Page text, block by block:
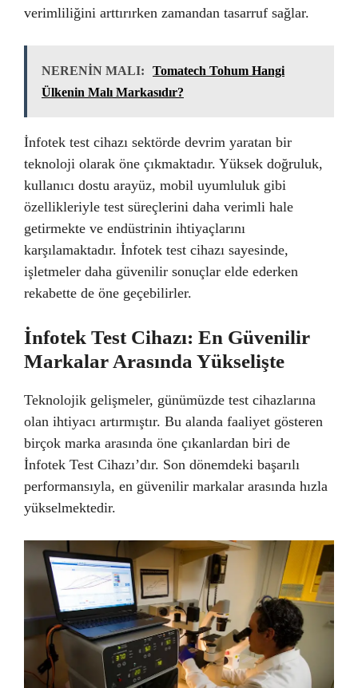
verimliliğini arttırırken zamandan tasarruf sağlar.
NERENİN MALI:
Tomatech Tohum Hangi
Ülkenin Malı Markasıdır?
İnfotek test cihazı sektörde devrim yaratan bir
teknoloji olarak öne çıkmaktadır. Yüksek doğruluk,
kullanıcı dostu arayüz, mobil uyumluluk gibi
özellikleriyle test süreçlerini daha verimli hale
getirmekte ve endüstrinin ihtiyaçlarını
karşılamaktadır. İnfotek test cihazı sayesinde,
işletmeler daha güvenilir sonuçlar elde ederken
rekabette de öne geçebilirler.
İnfotek Test Cihazı: En Güvenilir
Markalar Arasında Yükselişte
Teknolojik gelişmeler, günümüzde test cihazlarına
olan ihtiyacı artırmıştır. Bu alanda faaliyet gösteren
birçok marka arasında öne çıkanlardan biri de
İnfotek Test Cihazı’dır. Son dönemdeki başarılı
performansıyla, en güvenilir markalar arasında hızla
yükselmektedir.